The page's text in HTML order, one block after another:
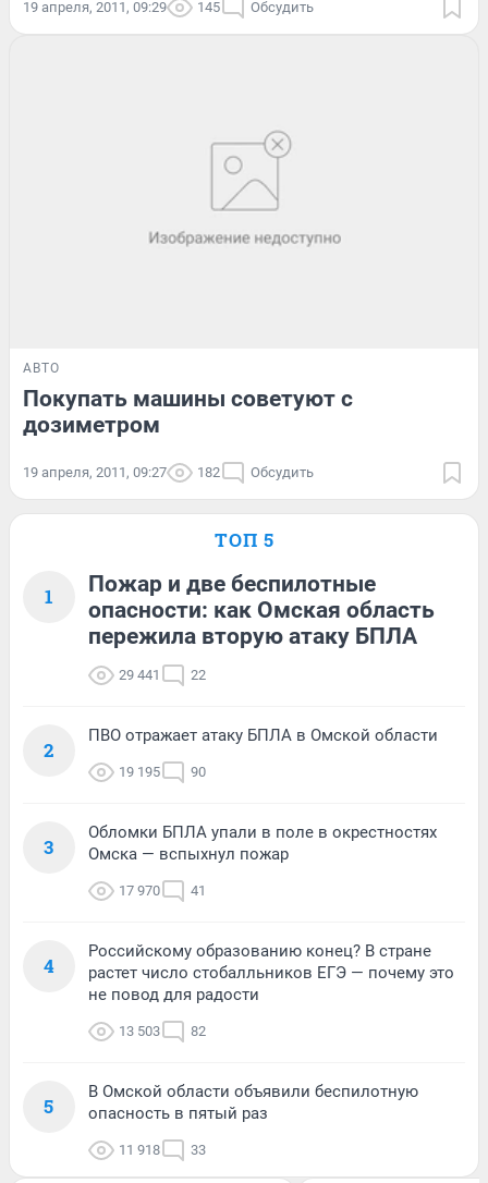
19 апреля, 2011, 09:29 145 Обсудить
АВТО
Покупать машины советуют с
дозиметром
19 апреля, 2011, 09:27 182 Обсудить
ТОП 5
1
Пожар и две беспилотные
опасности: как Омская область
пережила вторую атаку БПЛА
29 441 22
2
ПВО отражает атаку БПЛА в Омской области
19 195 90
3
Обломки БПЛА упали в поле в окрестностях
Омска — вспыхнул пожар
17 970 41
4
Российскому образованию конец? В стране
растет число стобалльников ЕГЭ — почему это
не повод для радости
13 503 82
5
В Омской области объявили беспилотную
опасность в пятый раз
11 918 33